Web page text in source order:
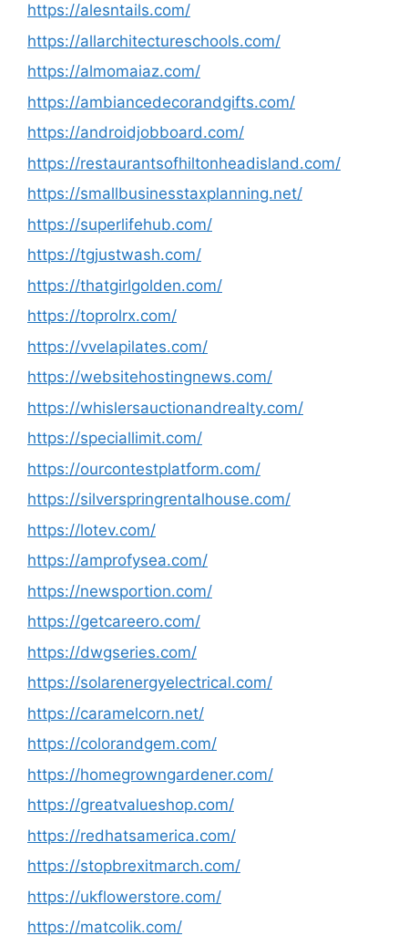
https://alesntails.com/
https://allarchitectureschools.com/
https://almomaiaz.com/
https://ambiancedecorandgifts.com/
https://androidjobboard.com/
https://restaurantsofhiltonheadisland.com/
https://smallbusinesstaxplanning.net/
https://superlifehub.com/
https://tgjustwash.com/
https://thatgirlgolden.com/
https://toprolrx.com/
https://vvelapilates.com/
https://websitehostingnews.com/
https://whislersauctionandrealty.com/
https://speciallimit.com/
https://ourcontestplatform.com/
https://silverspringrentalhouse.com/
https://lotev.com/
https://amprofysea.com/
https://newsportion.com/
https://getcareero.com/
https://dwgseries.com/
https://solarenergyelectrical.com/
https://caramelcorn.net/
https://colorandgem.com/
https://homegrowngardener.com/
https://greatvalueshop.com/
https://redhatsamerica.com/
https://stopbrexitmarch.com/
https://ukflowerstore.com/
https://matcolik.com/